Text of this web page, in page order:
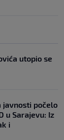
utopio se
javnosti počelo
u Sarajevu: Iz
i